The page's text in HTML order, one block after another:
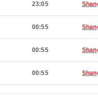
23:05
00:55
00:55
00:55